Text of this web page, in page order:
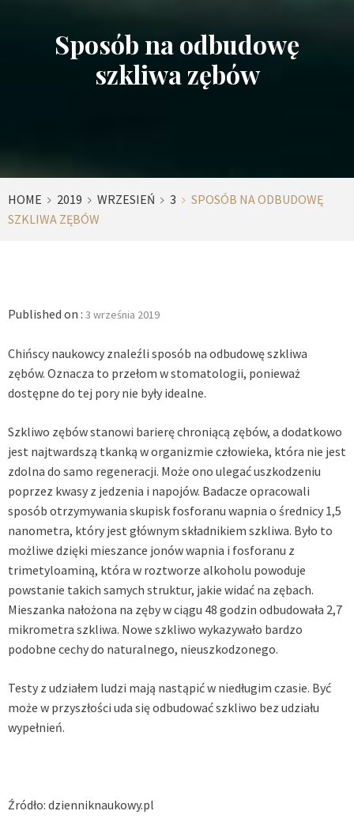
Sposób na odbudowę
szkliwa zębów
HOME 2019 WRZESIEŃ 3
SPOSÓB NA ODBUDOWĘ
SZKLIWA ZĘBÓW
Published on : 3 września 2019
Chińscy naukowcy znaleźli sposób na odbudowę szkliwa
zębów. Oznacza to przełom w stomatologii, ponieważ
dostępne do tej pory nie były idealne.
Szkliwo zębów stanowi barierę chroniącą zębów, a dodatkowo
jest najtwardszą tkanką w organizmie człowieka, która nie jest
zdolna do samo regeneracji. Może ono ulegać uszkodzeniu
poprzez kwasy z jedzenia i napojów. Badacze opracowali
sposób otrzymywania skupisk fosforanu wapnia o średnicy 1,5
nanometra, który jest głównym składnikiem szkliwa. Było to
możliwe dzięki mieszance jonów wapnia i fosforanu z
trimetyloaminą, która w roztworze alkoholu powoduje
powstanie takich samych struktur, jakie widać na zębach.
Mieszanka nałożona na zęby w ciągu 48 godzin odbudowała 2,7
mikrometra szkliwa. Nowe szkliwo wykazywało bardzo
podobne cechy do naturalnego, nieuszkodzonego.
Testy z udziałem ludzi mają nastąpić w niedługim czasie. Być
może w przyszłości uda się odbudować szkliwo bez udziału
wypełnień.
Źródło: dzienniknaukowy.pl